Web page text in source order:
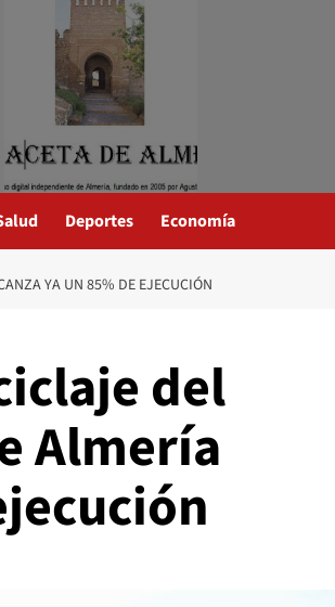
Deportes Economía
YA UN 85% DE EJECUCIÓN
del
Almería